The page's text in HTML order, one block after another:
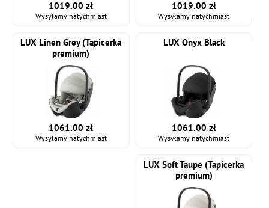
1019.00 zł
Wysyłamy natychmiast
1019.00 zł
Wysyłamy natychmiast
LUX Linen Grey (Tapicerka
premium)
1061.00 zł
Wysyłamy natychmiast
LUX Onyx Black
1061.00 zł
Wysyłamy natychmiast
LUX Soft Taupe (Tapicerka
premium)